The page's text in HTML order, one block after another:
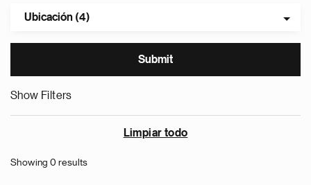
Ubicación (4)
Show Filters
Limpiar todo
Showing 0 results